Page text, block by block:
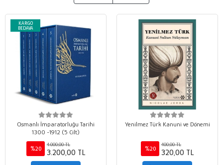
KARGO
BEDAVA
Osmanlı İmparatorluğu Tarihi
1300 -1912 (5 Cilt)
%20
4.000,00 TL
3.200,00 TL
Yenilmez Türk Kanuni ve Dönemi
%20
400,00 TL
320,00 TL